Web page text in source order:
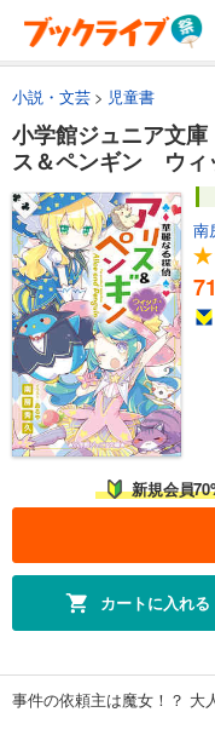
小説・文芸 児童書
小学館ジュニア文
ス＆ペンギン ウィ
南
新規会員
カートに入れる
事件の依頼主は魔女！？ 大